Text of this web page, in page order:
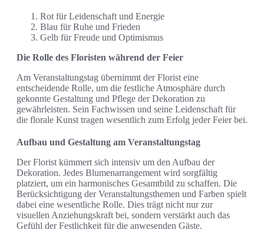
Rot für Leidenschaft und Energie
Blau für Ruhe und Frieden
Gelb für Freude und Optimismus
Die Rolle des Floristen während der Feier
Am Veranstaltungstag übernimmt der Florist eine
entscheidende Rolle, um die festliche Atmosphäre durch
gekonnte Gestaltung und Pflege der Dekoration zu
gewährleisten. Sein Fachwissen und seine Leidenschaft für
die florale Kunst tragen wesentlich zum Erfolg jeder Feier bei.
Aufbau und Gestaltung am Veranstaltungstag
Der Florist kümmert sich intensiv um den Aufbau der
Dekoration. Jedes Blumenarrangement wird sorgfältig
platziert, um ein harmonisches Gesamtbild zu schaffen. Die
Berücksichtigung der Veranstaltungsthemen und Farben spielt
dabei eine wesentliche Rolle. Dies trägt nicht nur zur
visuellen Anziehungskraft bei, sondern verstärkt auch das
Gefühl der Festlichkeit für die anwesenden Gäste.